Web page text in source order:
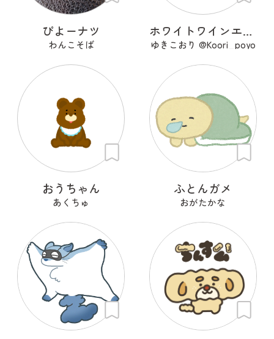
ぴよーナツ
わんこそば
ホワイトワインエンジェル
ゆきこおり @Koori_poyo
おうちゃん
あくちゅ
ふとんガメ
おがたかな